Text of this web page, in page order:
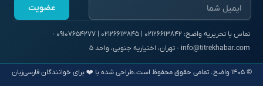
عضویت
© ۱۴۰۵ واضح. تمامی حقوق محفوظ است. طراحی شده با ❤️ برای خوانندگان فارسی‌زبان